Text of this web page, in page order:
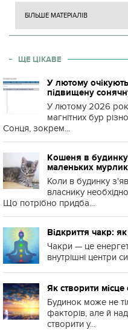
БІЛЬШЕ МАТЕРІАЛІВ
ЩЕ ЦІКАВЕ
У лютому
підвищену
У лютому 2026
магнітних бур
Сонця, зокрем...
Кошеня в
маленьких
Коли в будинку
власнику
Що потрібно придба...
Відкриття чакр:
Чакри — це
внутрішні центри
Як створити місце
Будинок може не
факторів, але й
створити у...